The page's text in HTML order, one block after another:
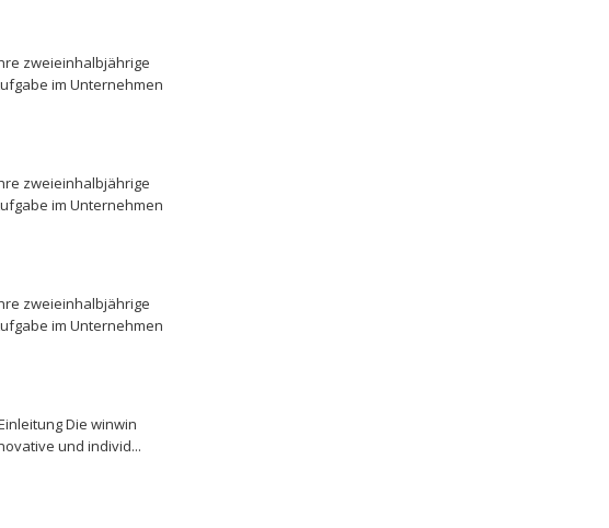
zweieinhalbjährige
im Unternehmen
zweieinhalbjährige
im Unternehmen
zweieinhalbjährige
im Unternehmen
Die winwin
und individ...